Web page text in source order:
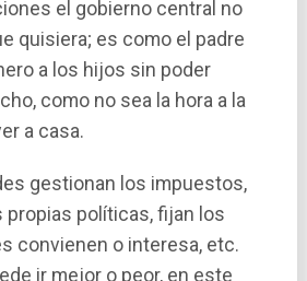
el gobierno central no
quisiera; es como el padre
a los hijos sin poder
como no sea la hora a la
a casa.
gestionan los impuestos,
propias polí­ticas, fijan los
convienen o interesa, etc.
ir mejor o peor, en este